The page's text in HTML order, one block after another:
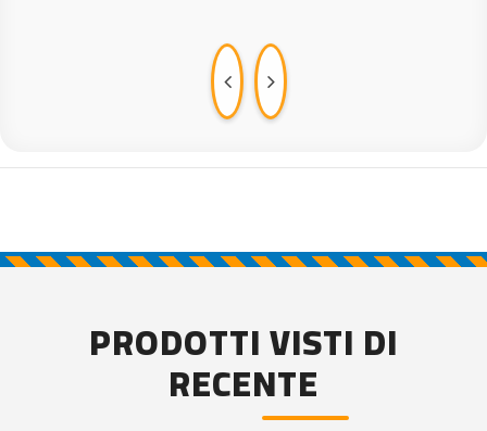
PRODOTTI VISTI DI
RECENTE